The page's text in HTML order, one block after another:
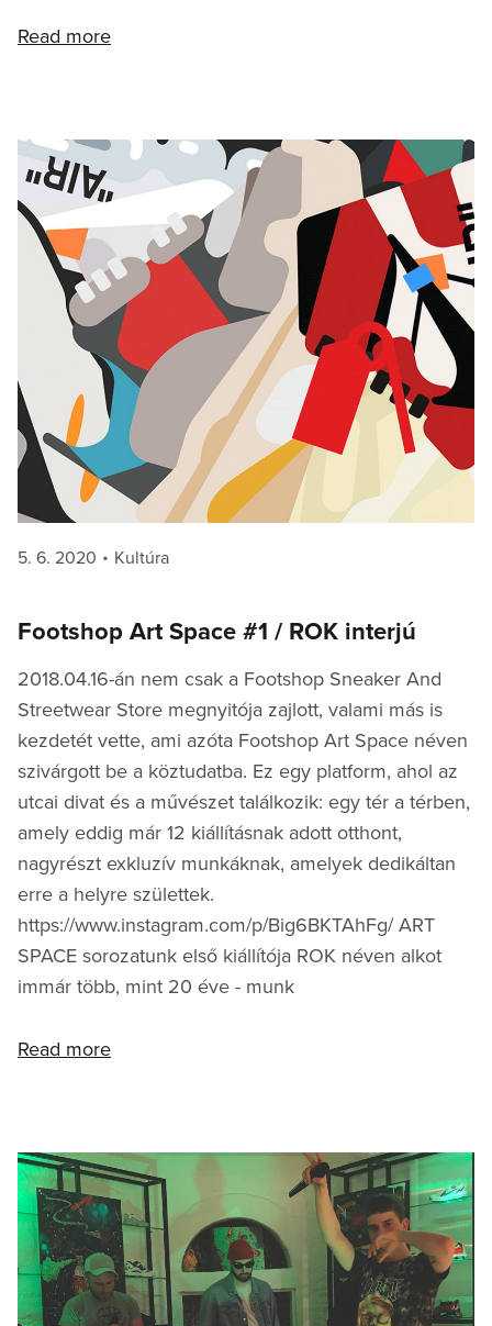
Read more
Posted
5. 6. 2020 Categories
Kultúra
Footshop Art Space #1 / ROK interjú
2018.04.16-án nem csak a Footshop Sneaker And
Streetwear Store megnyitója zajlott, valami más is
kezdetét vette, ami azóta Footshop Art Space néven
szivárgott be a köztudatba. Ez egy platform, ahol az
utcai divat és a művészet találkozik: egy tér a térben,
amely eddig már 12 kiállításnak adott otthont,
nagyrészt exkluzív munkáknak, amelyek dedikáltan
erre a helyre születtek.
https://www.instagram.com/p/Big6BKTAhFg/ ART
SPACE sorozatunk első kiállítója ROK néven alkot
immár több, mint 20 éve - munk
Read more